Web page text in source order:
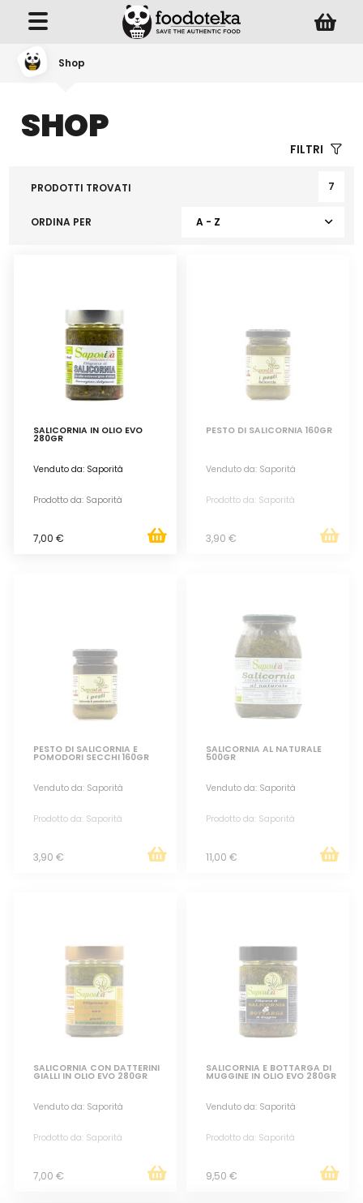
Shop
SHOP
FILTRI
PRODOTTI TROVATI 7
ORDINA PER A - Z
SALICORNIA IN OLIO EVO
280GR
Venduto da: Saporità
Prodotto da: Saporità
7,00 €
PESTO DI SALICORNIA 160GR
Venduto da: Saporità
Prodotto da: Saporità
3,90 €
PESTO DI SALICORNIA E
POMODORI SECCHI 160GR
Venduto da: Saporità
Prodotto da: Saporità
3,90 €
SALICORNIA AL NATURALE
500GR
Venduto da: Saporità
Prodotto da: Saporità
11,00 €
SALICORNIA CON DATTERINI
GIALLI IN OLIO EVO 280GR
Venduto da: Saporità
Prodotto da: Saporità
7,00 €
SALICORNIA E BOTTARGA DI
MUGGINE IN OLIO EVO 280GR
Venduto da: Saporità
Prodotto da: Saporità
9,50 €